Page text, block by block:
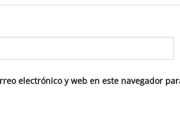
electrónico y web en este navegador